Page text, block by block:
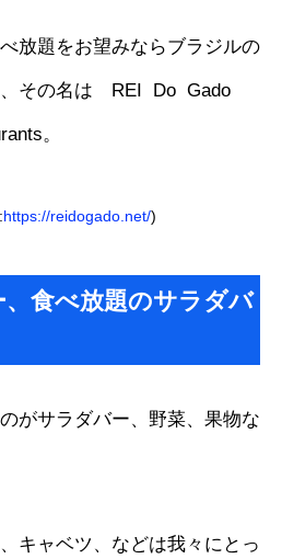
放題をお望みならブラジルの
、その名は REI Do Gado
。
https://reidogado.net/)
食べ放題のサラダバ
がサラダバー、野菜、果物な
キャベツ、などは我々にとっ